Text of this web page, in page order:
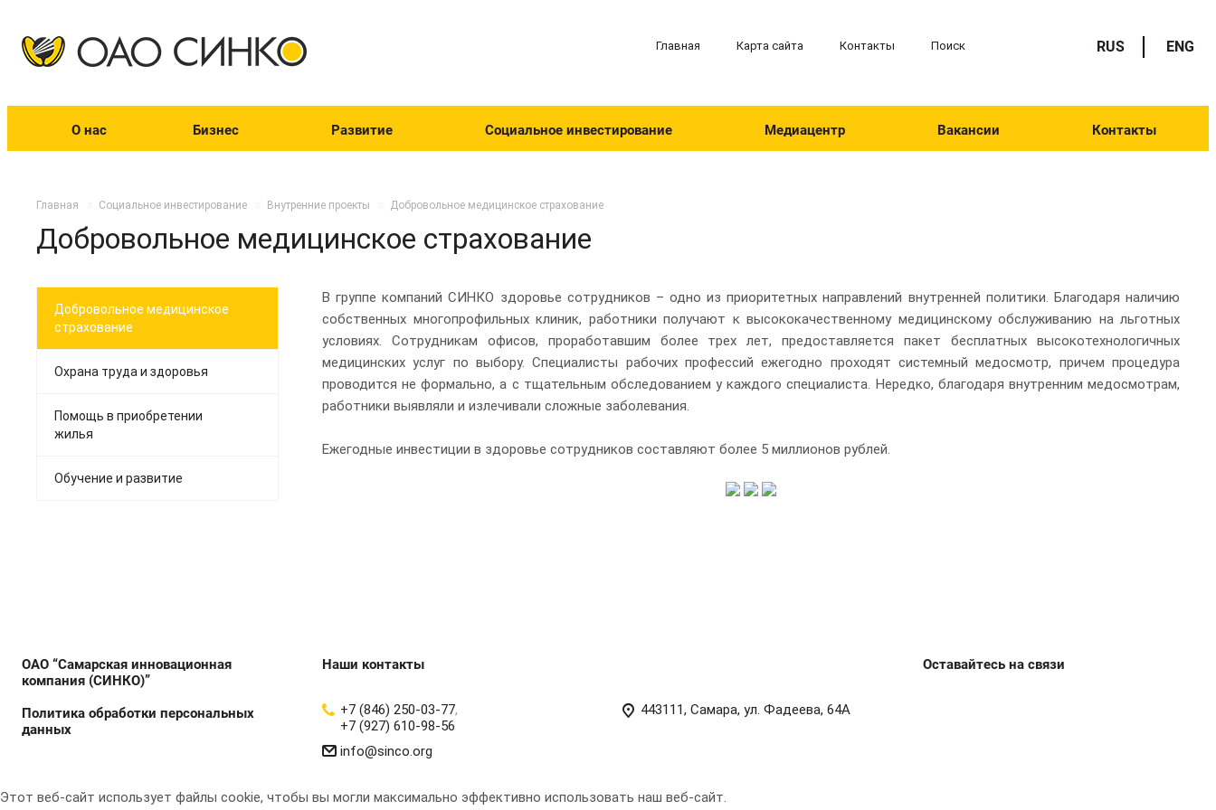
Главная Карта сайта Контакты Поиск RUS ENG
О нас Бизнес Развитие Социальное инвестирование Медиацентр Вакансии Контакты
Главная Социальное инвестирование Внутренние проекты Добровольное медицинское страхование
Добровольное медицинское страхование
В группе компаний СИНКО здоровье сотрудников – одно из приоритетных направлений внутренней политики. Благодаря наличию
собственных многопрофильных клиник, работники получают к высококачественному медицинскому обслуживанию на льготных
условиях. Сотрудникам офисов, проработавшим более трех лет, предоставляется пакет бесплатных высокотехнологичных
медицинских услуг по выбору. Специалисты рабочих профессий ежегодно проходят системный медосмотр, причем процедура
проводится не формально, а с тщательным обследованием у каждого специалиста. Нередко, благодаря внутренним медосмотрам,
работники выявляли и излечивали сложные заболевания.
Ежегодные инвестиции в здоровье сотрудников составляют более 5 миллионов рублей.
Добровольное медицинское
страхование
Охрана труда и здоровья
Помощь в приобретении
жилья
Обучение и развитие
ОАО “Самарская инновационная
компания (СИНКО)”
Политика обработки персональных
данных
Наши контакты
+7 (846) 250-03-77,
+7 (927) 610-98-56
info@sinco.org
443111, Самара, ул. Фадеева, 64А
Оставайтесь на связи
Этот веб-сайт использует файлы cookie, чтобы вы могли максимально эффективно использовать наш веб-сайт.